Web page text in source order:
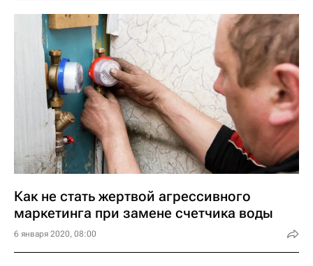
Для сравнения, в случае с
электросчетчиками к вам могут прийти
представители управляющей компании или
сотрудники "Мосэнергосбыта". Обычно
такие визиты для жильца незаметны, если
только счетчик не установлен внутри
квартиры.
А вот сроки очередной поверки счетчика на
отслеживать самостоятельно, а затем
вызывать специалиста из той компании,
которую сам выберет.
Как не стать жертвой агрессивного
маркетинга при замене счетчика воды
6 января 2020, 08:00